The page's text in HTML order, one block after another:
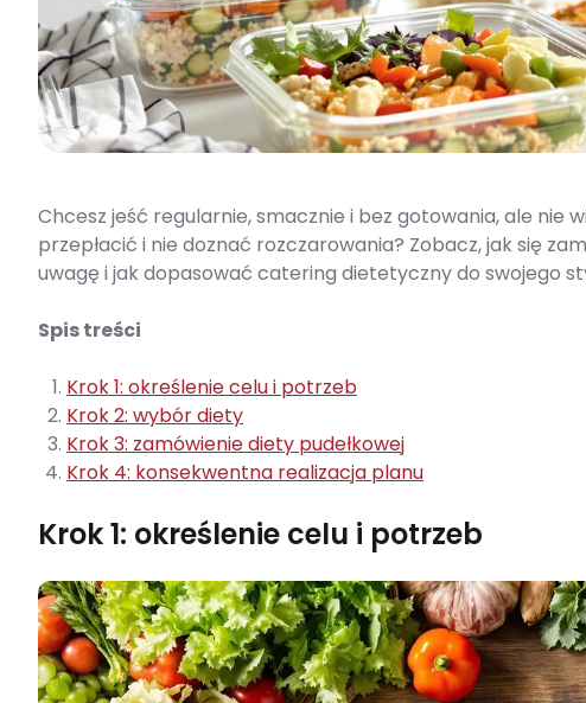
Chcesz jeść regularnie, smacznie i bez gotowania, ale nie
przepłacić i nie doznać rozczarowania? Zobacz, jak się
uwagę i jak dopasować catering dietetyczny do swojego
Spis treści
Krok 1: określenie celu i potrzeb
Krok 2: wybór diety
Krok 3: zamówienie diety pudełkowej
Krok 4: konsekwentna realizacja planu
Krok 1: określenie celu i potrzeb